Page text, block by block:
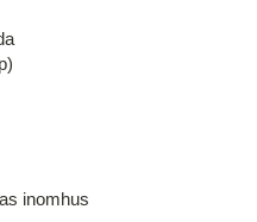
inomhus